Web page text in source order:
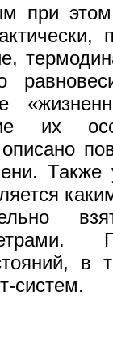
этом
их
Также
в
систем.